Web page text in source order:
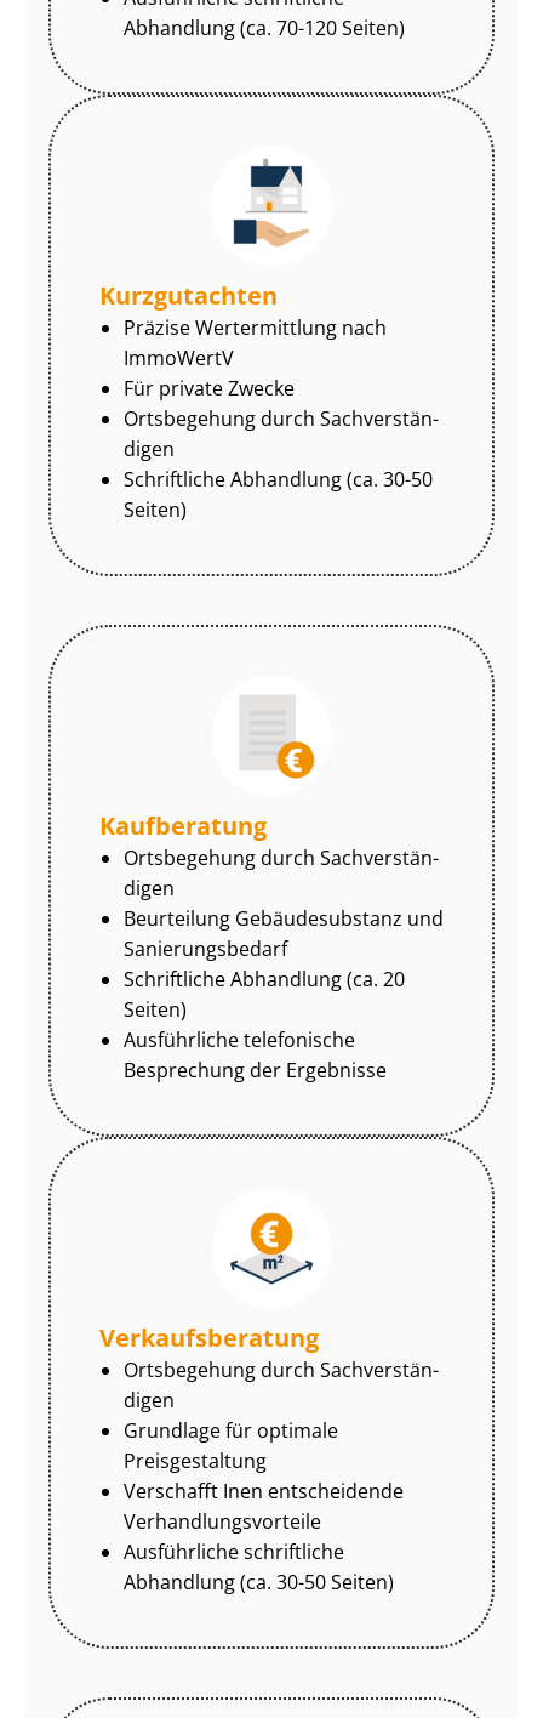
Abhandlung (ca. 70-120 Seiten)
Kurzgutachten
Präzise Wertermittlung nach
ImmoWertV
Für private Zwecke
Ortsbegehung durch Sach­ver­stän­
di­gen
Schriftliche Abhandlung (ca. 30-50
Seiten)
Kaufberatung
Ortsbegehung durch Sach­ver­stän­
di­gen
Beurteilung Gebäudesubstanz und
Sa­nie­rungs­be­darf
Schriftliche Abhandlung (ca. 20
Seiten)
Ausführliche telefonische
Besprechung der Ergebnisse
Ver­kaufs­be­ra­tung
Ortsbegehung durch Sach­ver­stän­
di­gen
Grundlage für optimale
Preisgestaltung
Verschafft Inen entscheidende
Ver­hand­lungs­vor­tei­le
Ausführliche schriftliche
Abhandlung (ca. 30-50 Seiten)